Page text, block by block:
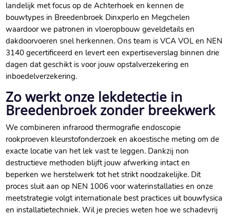
landelijk met focus op de Achterhoek en kennen de
bouwtypes in Breedenbroek Dinxperlo en Megchelen
waardoor we patronen in vloeropbouw geveldetails en
dakdoorvoeren snel herkennen.​ Ons team is VCA VOL en NEN
3140 gecertificeerd en levert een expertiseverslag binnen drie
dagen dat geschikt is voor jouw opstalverzekering en
inboedelverzekering.​
Zo werkt onze lekdetectie in
Breedenbroek zonder breekwerk
We combineren infrarood thermografie endoscopie
rookproeven kleurstofonderzoek en akoestische meting om de
exacte locatie van het lek vast te leggen.​ Dankzij non
destructieve methoden blijft jouw afwerking intact en
beperken we herstelwerk tot het strikt noodzakelijke.​ Dit
proces sluit aan op NEN 1006 voor waterinstallaties en onze
meetstrategie volgt internationale best practices uit bouwfysica
en installatietechniek.​ Wil je precies weten hoe we schadevrij